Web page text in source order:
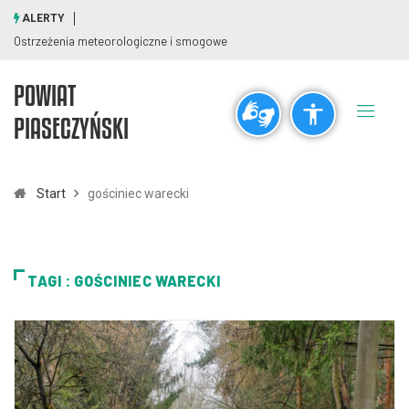
visibility_off title
Pomniejsz
Czcionki
remove_circle_outline add_circle_outline
ALERTY
Ostrzeżenia meteorologiczne i smogowe
POWIAT
PIASECZYŃSKI
Start gościniec warecki
TAGI : GOŚCINIEC WARECKI